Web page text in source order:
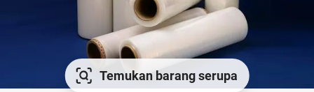
Temukan barang serupa